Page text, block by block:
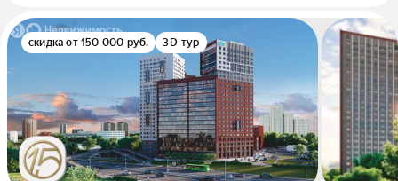
скидка от 150 000 руб. 3D-тур